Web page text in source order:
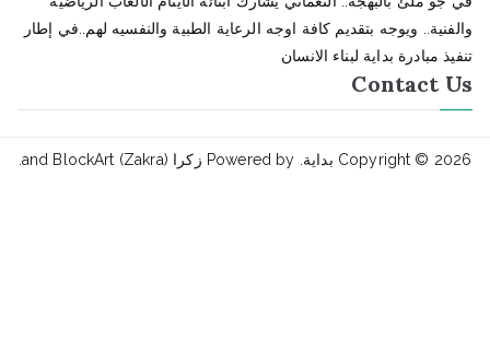
ويوجه بتقديم كافة اوجه الرعاية الطبية والنفسيه لهم..في إطار
بداية لبناء الانسان
Copyright © بداية. Powered by زكرا (Zakra) and
BlockArt
.